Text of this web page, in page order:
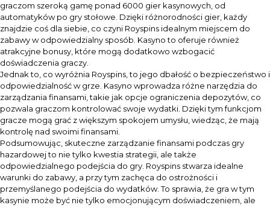
graczom szeroką gamę ponad 6000 gier kasynowych, od
automatyków po gry stołowe. Dzięki różnorodności gier, każdy
znajdzie coś dla siebie, co czyni Royspins idealnym miejscem do
zabawy w odpowiedzialny sposób. Kasyno to oferuje również
atrakcyjne bonusy, które mogą dodatkowo wzbogacić
doświadczenia graczy.
Jednak to, co wyróżnia Royspins, to jego dbałość o bezpieczeństwo i
odpowiedzialność w grze. Kasyno wprowadza różne narzędzia do
zarządzania finansami, takie jak opcje ograniczenia depozytów, co
pozwala graczom kontrolować swoje wydatki. Dzięki tym funkcjom
gracze mogą grać z większym spokojem umysłu, wiedząc, że mają
kontrolę nad swoimi finansami.
Podsumowując, skuteczne zarządzanie finansami podczas gry
hazardowej to nie tylko kwestia strategii, ale także
odpowiedzialnego podejścia do gry. Royspins stwarza idealne
warunki do zabawy, a przy tym zachęca do ostrożności i
przemyślanego podejścia do wydatków. To sprawia, że gra w tym
kasynie może być nie tylko emocjonującym doświadczeniem, ale